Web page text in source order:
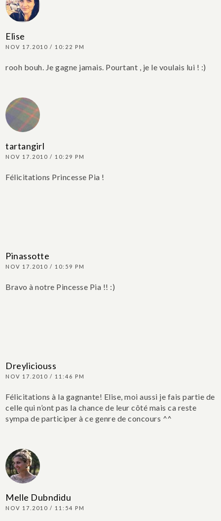
Elise
NOV 17.2010 / 10:22 PM
rooh bouh. Je gagne jamais. Pourtant , je le voulais lui ! :)
tartangirl
NOV 17.2010 / 10:29 PM
Félicitations Princesse Pia !
Pinassotte
NOV 17.2010 / 10:59 PM
Bravo à notre Pincesse Pia !! :)
Dreyliciouss
NOV 17.2010 / 11:46 PM
Félicitations à la gagnante! Elise, moi aussi je fais partie de
celle qui n’ont pas la chance de leur côté mais ca reste
sympa de participer à ce genre de concours ^^
Melle Dubndidu
NOV 17.2010 / 11:54 PM